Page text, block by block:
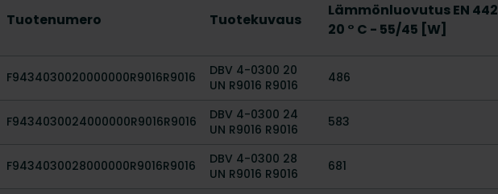
Tuotenumero Tuotekuvaus
Lämmönluovutus EN 442
20 ° C - 55/45 [W]
F9434030020000000R9016R9016
DBV 4-0300 20
UN R9016 R9016
486
F9434030024000000R9016R9016
DBV 4-0300 24
UN R9016 R9016
583
F9434030028000000R9016R9016
DBV 4-0300 28
UN R9016 R9016
681